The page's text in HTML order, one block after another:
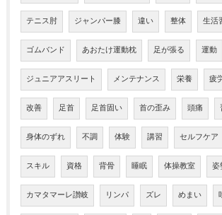
テニス肘 ジャンパー膝 違い 整体 生活
ゴムバンド あおたけ運動枕 足が張る 運動
ジュニアアスリート メンテナンス 栄養 疲
改善 足首 足首固い 首の歪み 頭痛
身体のずれ 不調 体験 講習 セルフケア
スキル 資格 背骨 睡眠 体操教室 姿
カマタマーレ讃岐 リンパ ズレ めまい